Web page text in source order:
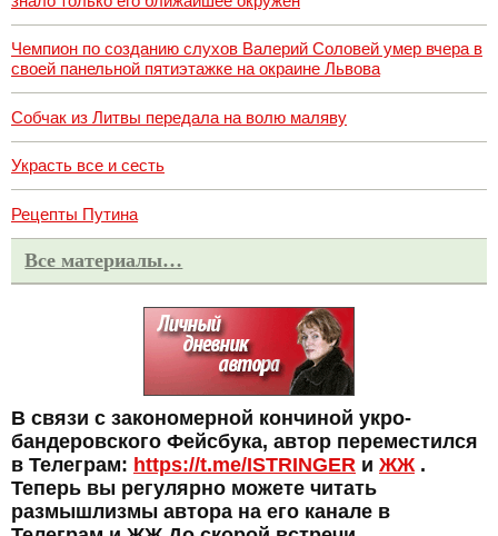
Чемпион по созданию слухов Валерий Соловей умер вчера в
своей панельной пятиэтажке на окраине Львова
Собчак из Литвы передала на волю маляву
Украсть все и сесть
Рецепты Путина
Все материалы…
В связи с закономерной кончиной укро-
бандеровского Фейсбука, автор переместился
в Телеграм: https://t.me/ISTRINGER и ЖЖ.
Теперь вы регулярно можете читать
размышлизмы автора на его канале в